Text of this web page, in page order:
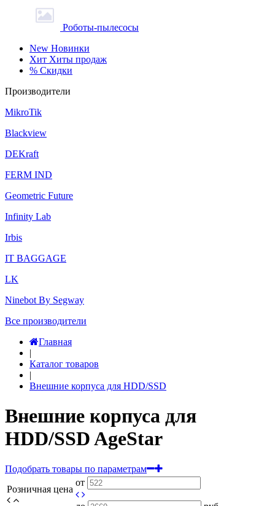
Роботы-пылесосы
New Новинки
Хит Хиты продаж
% Скидки
Производители
MikroTik
Blackview
DEKraft
FERM IND
Geometric Future
Infinity Lab
Irbis
IT BAGGAGE
LK
Ninebot By Segway
Все производители
Главная
|
Каталог товаров
|
Внешние корпуса для HDD/SSD
Внешние корпуса для
HDD/SSD AgeStar
Подобрать товары по параметрам
Розничная цена
от